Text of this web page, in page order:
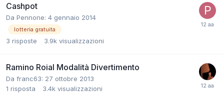
Cashpot
Da Pennone: 4 gennaio 2014
lotteria gratuita
3 risposte 3.9k visualizzazioni
Ramino Roial Modalità Divertimento
Da franc63: 27 ottobre 2013
1 risposta 3.4k visualizzazioni